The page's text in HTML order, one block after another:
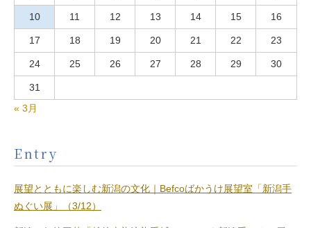
10 11 12 13 14 15 16
17 18 19 20 21 22 23
24 25 26 27 28 29 30
31
« 3月
Entry
展望とともに楽しむ新潟の文化｜Befcoばかうけ展望室「新潟手
ぬぐい展」（3/12）